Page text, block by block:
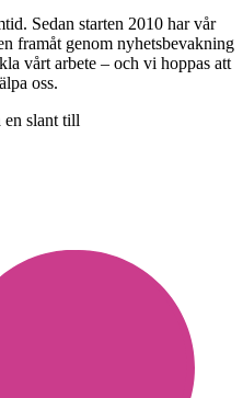
Sedan starten 2010 har vår
framåt genom nyhetsbevakning
vårt arbete – och vi hoppas att
oss.
en slant till